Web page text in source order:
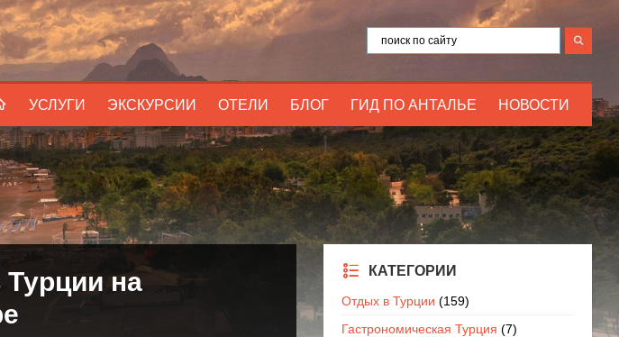
УСЛУГИ ЭКСКУРСИИ ОТЕЛИ БЛОГ ГИД ПО АНТАЛЬЕ НОВОСТИ
Турции на
КАТЕГОРИИ
Отдых в Турции (159)
Гастрономическая Турция (7)